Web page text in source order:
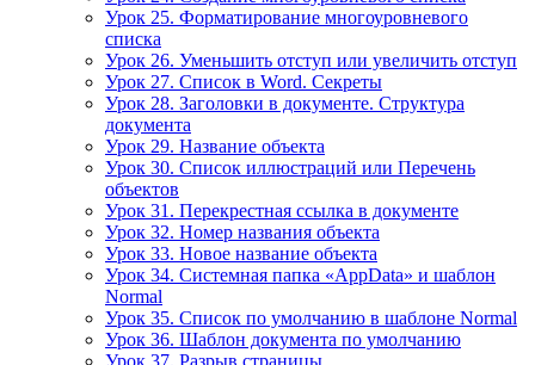
Урок 25. Форматирование многоуровневого
списка
Урок 26. Уменьшить отступ или увеличить отступ
Урок 27. Список в Word. Секреты
Урок 28. Заголовки в документе. Структура
документа
Урок 29. Название объекта
Урок 30. Список иллюстраций или Перечень
объектов
Урок 31. Перекрестная ссылка в документе
Урок 32. Номер названия объекта
Урок 33. Новое название объекта
Урок 34. Системная папка «AppData» и шаблон
Normal
Урок 35. Список по умолчанию в шаблоне Normal
Урок 36. Шаблон документа по умолчанию